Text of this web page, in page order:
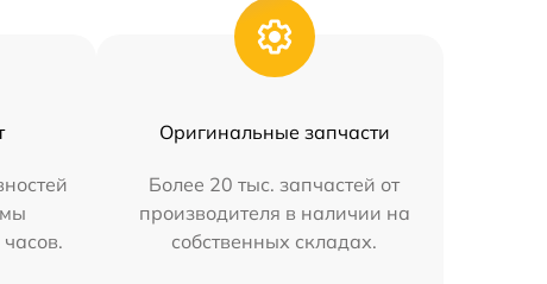
Оригинальные запчасти
Более 20 тыс. запчастей от
производителя в наличии на
собственных складах.